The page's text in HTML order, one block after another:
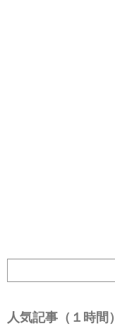
索
人気記事（１時間）